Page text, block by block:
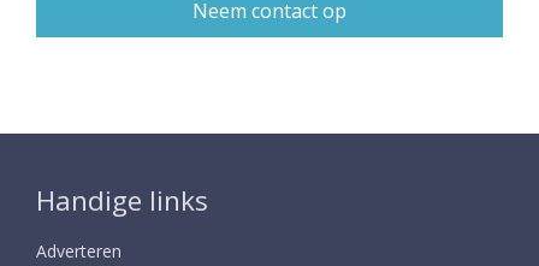
Handige links
Adverteren